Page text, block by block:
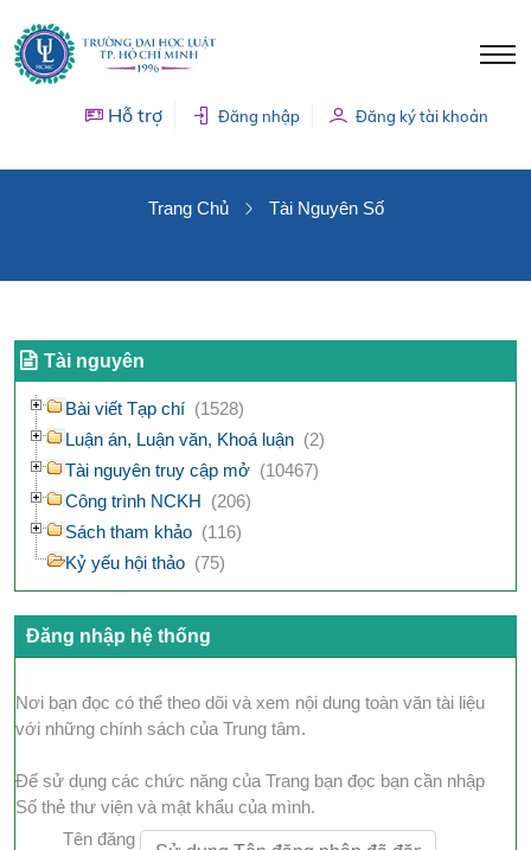
Hỗ trợ Đăng nhập Đăng ký tài khoản
Trang Chủ Tài Nguyên Số
Tài nguyên
Bài viết Tạp chí (1528)
Luận án, Luận văn, Khoá luận (2)
Tài nguyên truy cập mở (10467)
Công trình NCKH (206)
Sách tham khảo (116)
Kỷ yếu hội thảo (75)
Đăng nhập hệ thống
Nơi bạn đọc có thể theo dõi và xem nội dung toàn văn tài liệu
với những chính sách của Trung tâm.
Để sử dụng các chức năng của Trang bạn đọc bạn cần nhập
Số thẻ thư viện và mật khẩu của mình.
Tên đăng